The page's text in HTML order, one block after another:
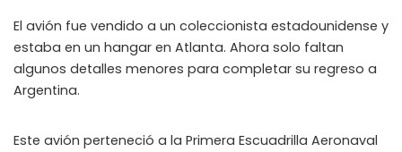
El avión fue vendido a un coleccionista estadounidense y
estaba en un hangar en Atlanta. Ahora solo faltan
algunos detalles menores para completar su regreso a
Argentina.
Este avión perteneció a la Primera Escuadrilla Aeronaval